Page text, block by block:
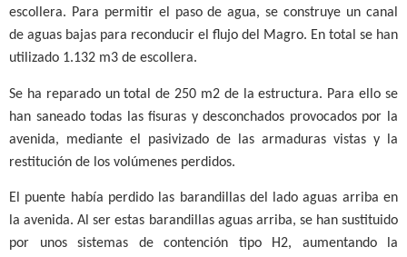
escollera. Para permitir el paso de agua, se construye un canal
de aguas bajas para reconducir el flujo del Magro. En total se han
utilizado 1.132 m3 de escollera.
Se ha reparado un total de 250 m2 de la estructura. Para ello se
han saneado todas las fisuras y desconchados provocados por la
avenida, mediante el pasivizado de las armaduras vistas y la
restitución de los volúmenes perdidos.
El puente había perdido las barandillas del lado aguas arriba en
la avenida. Al ser estas barandillas aguas arriba, se han sustituido
por unos sistemas de contención tipo H2, aumentando la